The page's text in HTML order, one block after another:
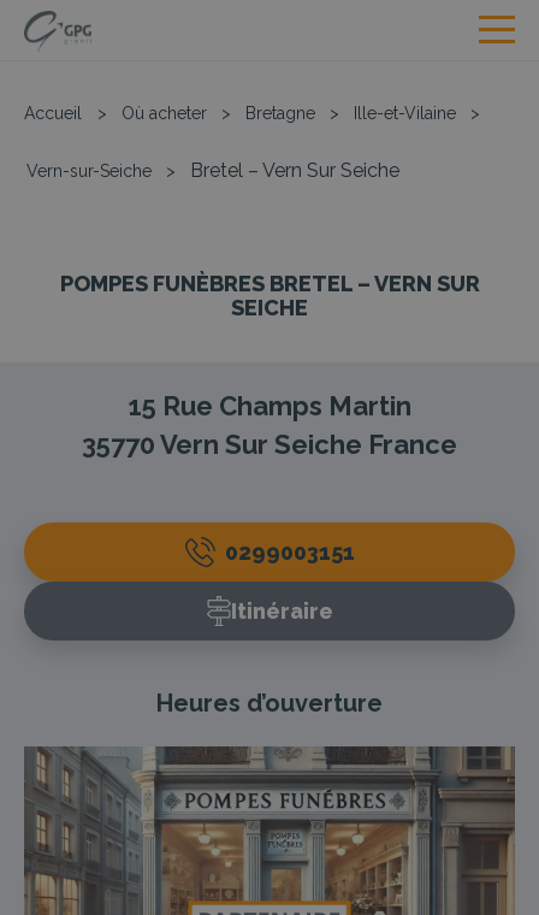
Accueil > Où acheter > Bretagne > Ille-et-Vilaine >
Vern-sur-Seiche > Bretel – Vern Sur Seiche
POMPES FUNÈBRES BRETEL – VERN SUR
SEICHE
15 Rue Champs Martin
35770Vern Sur Seiche France
0299003151
Itinéraire
Heures d’ouverture